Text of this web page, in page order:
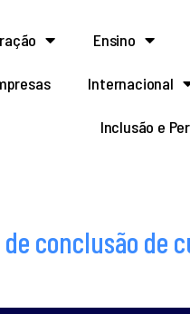
Ensino
Internacional
Inclusão e
conclusão de